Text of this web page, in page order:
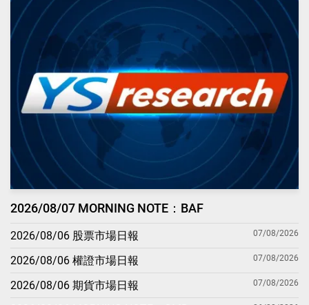
2026/08/07 MORNING NOTE：BAF
2026/08/06 股票市場日報 07/08/2026
2026/08/06 權證市場日報 07/08/2026
2026/08/06 期貨市場日報 07/08/2026